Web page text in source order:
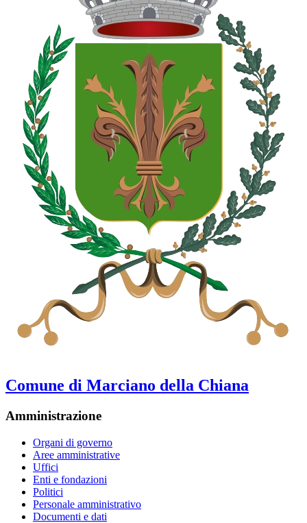
Comune di Marciano della Chiana
Amministrazione
Organi di governo
Aree amministrative
Uffici
Enti e fondazioni
Politici
Personale amministrativo
Documenti e dati